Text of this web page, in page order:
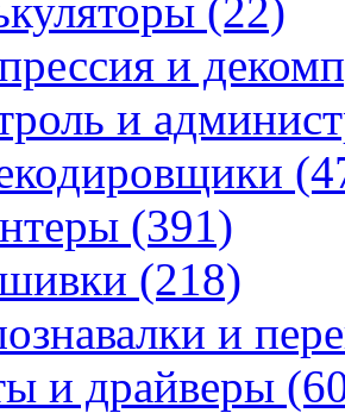
(22)
и
и
(391)
(218)
и
и драйверы